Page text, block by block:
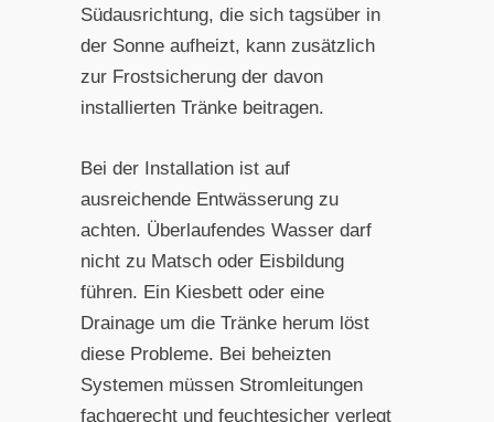
Südausrichtung, die sich tagsüber in
der Sonne aufheizt, kann zusätzlich
zur Frostsicherung der davon
installierten Tränke beitragen.
Bei der Installation ist auf
ausreichende Entwässerung zu
achten. Überlaufendes Wasser darf
nicht zu Matsch oder Eisbildung
führen. Ein Kiesbett oder eine
Drainage um die Tränke herum löst
diese Probleme. Bei beheizten
Systemen müssen Stromleitungen
fachgerecht und feuchtesicher verlegt